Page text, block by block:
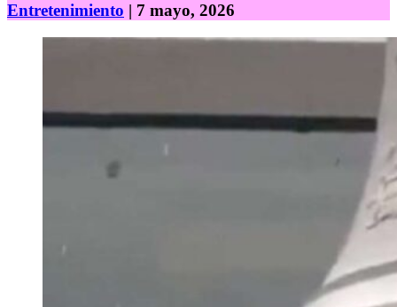
Entretenimiento | 7 mayo, 2026